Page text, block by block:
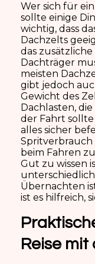
Wer sich für
sollte einige
wichtig, dass
Dachzelts
das
Dachträger
meisten
gibt jedoch
Gewicht des
Dachlasten,
der Fahrt
alles sicher
Spritverbrauch
beim Fahren
Gut zu wissen
Übernachten
ist es hilfreich,
Reise